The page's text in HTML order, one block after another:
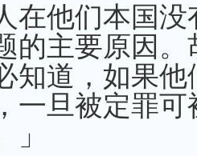
他们本国没
的主要原因。
知道，如果
一旦被定罪可